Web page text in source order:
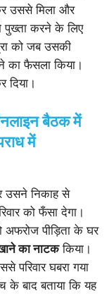
उससे मिला और
पुख्ता करने के लिए
को जब उसकी
का फैसला किया।
बैठक में
में
उसने निकाह से
को फँसा देगा।
अफरोज पीड़िता के घर
का नाटककिया।
परिवार घबरा गया
बाद बताया कि यह